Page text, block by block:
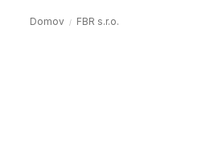
Domov FBR s.r.o.